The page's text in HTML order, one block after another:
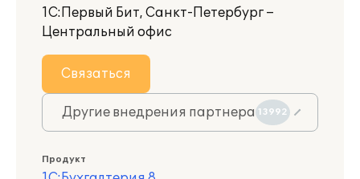
1С:Первый Бит, Санкт-Петербург –
Центральный офис
Связаться
Другие внедрения партнера 13992
Продукт